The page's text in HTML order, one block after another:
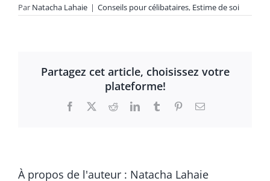
Par Natacha Lahaie | Conseils pour célibataires, Estime de soi
Partagez cet article, choisissez votre
plateforme!
Facebook RedditLinkedInTumblr PinterestEmail
À propos de l'auteur : Natacha Lahaie